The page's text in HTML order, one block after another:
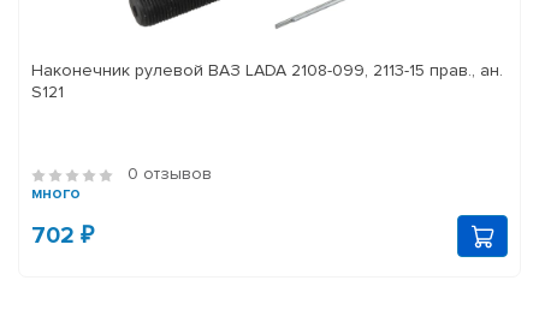
Наконечник рулевой ВАЗ LADA 2108-099, 2113-15 прав., ан.
S121
0 отзывов
много
702 ₽